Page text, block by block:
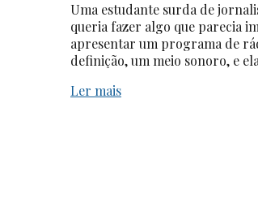
Uma estudante surda de
queria fazer algo que parecia
apresentar um programa de
definição, um meio sonoro, e
Ler mais